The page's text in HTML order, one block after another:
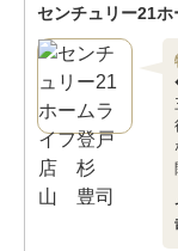
センチュリー21ホ